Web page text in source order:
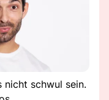
nicht schwul sein.